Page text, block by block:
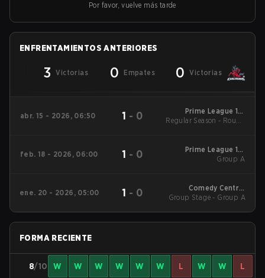
Por favor, vuelve más tarde
ENFRENTAMIENTOS ANTERIORES
3 Victorias 0 Empates 0 Victorias
abr. 15 - 2026, 06:50 1 - 0
Prime League 1st
Division - Prime
Regular Season - Round
feb. 18 - 2026, 06:00 1 - 0
Prime League 1st
Division Winter 2026
Group A
ene. 20 - 2026, 05:00 1 - 0
Comedy Central
Winter Snowdown -
Group Stage - Group A
FORMA RECIENTE
8/10 W W W W W W L W W L